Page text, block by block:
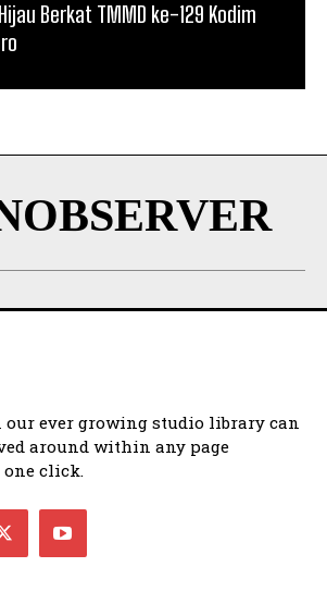
Berkat TMMD ke-129 Kodim
our ever growing studio library can
around within any page
click.